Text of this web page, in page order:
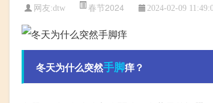
网友:dtw 春节2024 2024-02-09
冬天为什么突然手脚痒？